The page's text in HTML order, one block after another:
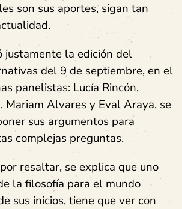
son sus aportes, sigan tan
justamente la edición del
del 9 de septiembre, en el
panelistas: Lucía Rincón,
Mariam Alvares y Eval Araya, se
sus argumentos para
complejas preguntas.
resaltar, se explica que uno
la filosofía para el mundo
sus inicios, tiene que ver con